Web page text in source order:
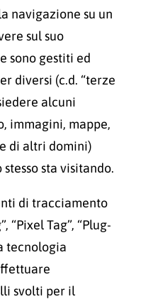
navigazione su un
sul suo
sono gestiti ed
diversi (c.d. “terze
alcuni
immagini, mappe,
di altri domini)
sta visitando.
di tracciamento
“Pixel Tag”, “Plug-
tecnologia
svolti per il